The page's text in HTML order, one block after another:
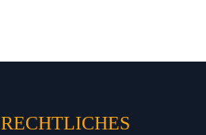
RECHTLICHES